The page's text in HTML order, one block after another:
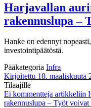
Harjavallan
rakennuslupa –
Hanke on edennyt
investointipäätöstä.
Pääkategoria Infra
Kirjoitettu 18. maaliskuuta
Tilaajille
Ei kommentteja artikkeliin
rakennuslupa – Työt